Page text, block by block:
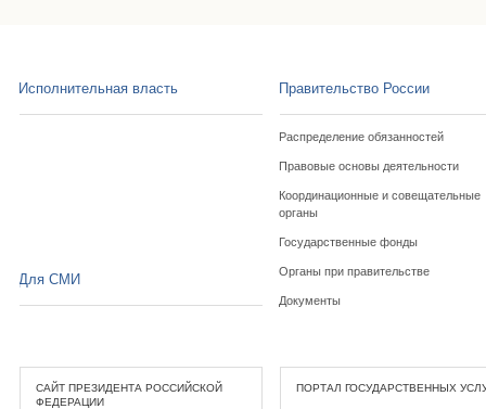
Исполнительная власть Правительство России
Распределение обязанностей
Правовые основы деятельности
Координационные и совещательные
органы
Государственные фонды
Органы при правительстве
Документы
Для СМИ
САЙТ ПРЕЗИДЕНТА РОССИЙСКОЙ
ФЕДЕРАЦИИ
ПОРТАЛ ГОСУДАРСТВЕННЫХ